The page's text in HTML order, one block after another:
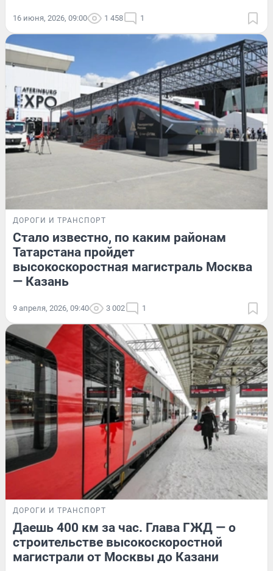
16 июня, 2026, 09:00 1 458 1
ДОРОГИ И ТРАНСПОРТ
Стало известно, по каким районам
Татарстана пройдет
высокоскоростная магистраль Москва
— Казань
9 апреля, 2026, 09:40 3 002 1
ДОРОГИ И ТРАНСПОРТ
Даешь 400 км за час. Глава ГЖД — о
строительстве высокоскоростной
магистрали от Москвы до Казани